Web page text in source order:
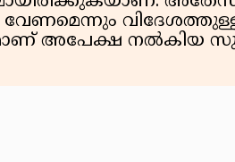
വിദേശത്തുള്ള
അപേക്ഷ നൽകിയ